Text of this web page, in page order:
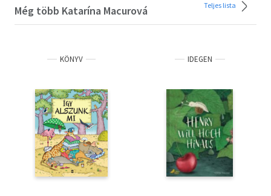
Még több Katarína Macurová Teljes lista
KÖNYV IDEGEN